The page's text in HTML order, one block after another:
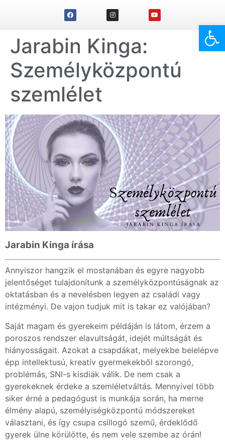
Jarabin Kinga:
Személyközpontú
szemlélet
Jarabin Kinga írása
Annyiszor hangzik el mostanában és egyre nagyobb
jelentőséget tulajdonítunk a személyközpontúságnak az
oktatásban és a nevelésben legyen az családi vagy
intézményi. De vajon tudjuk mit is takar ez valójában?
Saját magam és gyerekeim példáján is látom, érzem a
poroszos rendszer elavultságát, idejét múltságát és
hiányosságait. Azokat a csapdákat, melyekbe belelépve
épp intellektusú, kreatív gyermekekből szorongó,
problémás, SNI-s kisdiák válik. De nem csak a
gyerekeknek érdeke a szemléletváltás. Mennyivel több
siker érné a pedagógust is munkája során, ha merne
élmény alapú, személyiségközpontú módszereket
választani, és így csupa csillogó szemű, érdeklődő
gyerek ülne körülötte, és nem vele szembe az órán!